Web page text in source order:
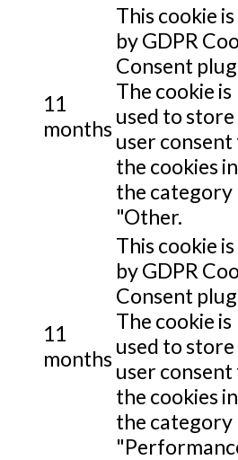
11
months
This cookie
by GDPR
Consent
The cookie is
used to
user
the cookies in
the category
"Other.
11
months
This cookie
by GDPR
Consent
The cookie is
used to
user
the cookies in
the category